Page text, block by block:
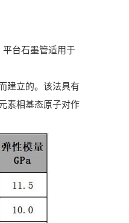
台石墨管适用于
建立的。该法具有
素相基态原子对作